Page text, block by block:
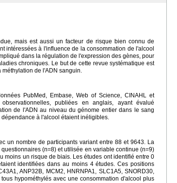
mais est aussi un facteur de risque bien connu de
intéressées à l'influence de la consommation de l'alcool
dans la régulation de l'expression des gènes, pour
chroniques. Le but de cette revue systématique est
méthylation de l'ADN sanguin.
PubMed, Embase, Web of Science, CINAHL et
publiées en anglais, ayant évalué
de l'ADN au niveau du génome entier dans le sang
à l'alcool étaient inéligibles.
un nombre de participants variant entre 88 et 9643. La
(n=8) et utilisée en variable continue (n=9)
moins un risque de biais. Les études ont identifié entre 0
identifiées dans au moins 4 études. Ces positions
ANP32B, MCM2, HNRNPA1, SLC1A5, SNORD30,
hypométhylés avec une consommation d'alcool plus